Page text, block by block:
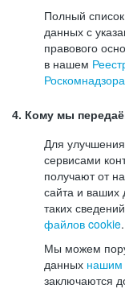
Полный
данных с
правового
в нашем
Роскомнадзора
4. Кому мы
Для
сервисами
получают от
сайта и ваших
таких
файлов cookie.
Мы можем
данных нашим
заключаются